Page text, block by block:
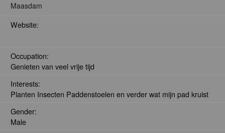
Maasdam
Website:
Occupation:
Genieten van veel vrije tijd
Interests:
Planten Insecten Paddenstoelen en verder wat mijn pad kruist
Gender:
Male